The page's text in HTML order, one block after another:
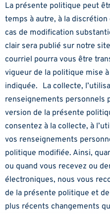
La présente politique peut
temps à autre, à la
cas de modification
clair sera publié sur notre
courriel pourra vous être
vigueur de la politique mise
indiquée. La collecte,
renseignements personnels
version de la présente
consentez à la collecte, à
vos renseignements
politique modifiée. Ainsi,
ou quand vous recevez ou
électroniques, nous vous
de la présente politique et
plus récents changements